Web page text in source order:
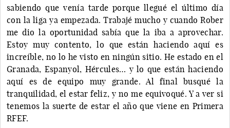
sabiendo que venía tarde porque llegué el último día
con la liga ya empezada. Trabajé mucho y cuando Rober
me dio la oportunidad sabía que la iba a aprovechar.
Estoy muy contento, lo que están haciendo aquí es
increíble, no lo he visto en ningún sitio. He estado en el
Granada, Espanyol, Hércules… y lo que están haciendo
aquí es de equipo muy grande. Al final busqué la
tranquilidad, el estar feliz, y no me equivoqué. Y a ver si
tenemos la suerte de estar el año que viene en Primera
RFEF.